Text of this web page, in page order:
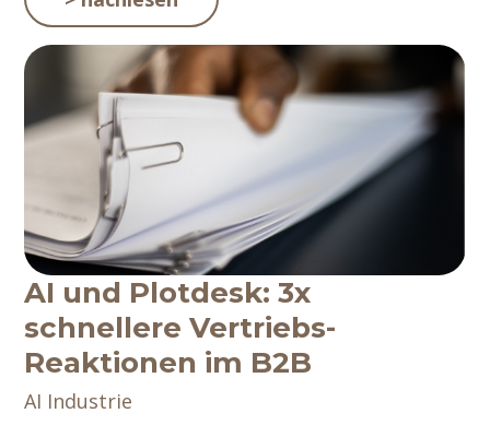
AI und Plotdesk: 3x
schnellere Vertriebs-
Reaktionen im B2B
AI Industrie